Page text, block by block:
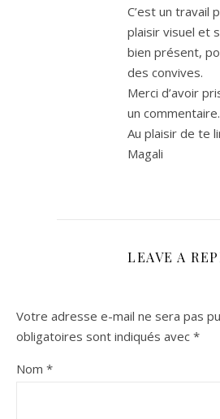
C’est un travail
plaisir visuel et
bien présent,
des convives.
Merci d’avoir
un commentaire.
Au plaisir de te
Magali
LEAVE A
Votre adresse e-mail ne sera pas
obligatoires sont indiqués avec *
Nom *